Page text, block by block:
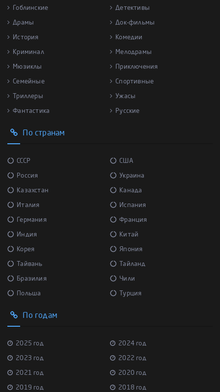
Гоблинские Детективы
Драмы Док-фильмы
История Комедии
Криминал Мелодрамы
Мюзиклы Приключения
Семейные Спортивные
Триллеры Ужасы
Фантастика Русские
По странам
СССР США
Россия Украина
Казахстан Канада
Италия Испания
Германия Франция
Индия Китай
Корея Япония
Тайвань Тайланд
Бразилия Чили
Польша Турция
По годам
2025 год 2024 год
2023 год 2022 год
2021 год 2020 год
2019 год 2018 год